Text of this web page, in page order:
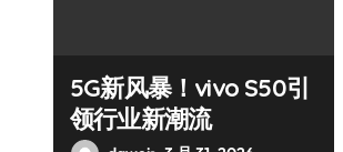
5G新风暴！vivo S50引
领行业新潮流